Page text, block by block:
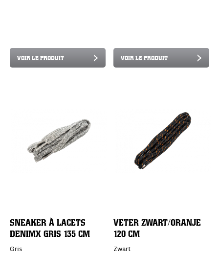
VOIR LE PRODUIT VOIR LE PRODUIT
SNEAKER À LACETS
DENIMX GRIS 135 CM
Gris
VETER ZWART/ORANJE
120 CM
Zwart